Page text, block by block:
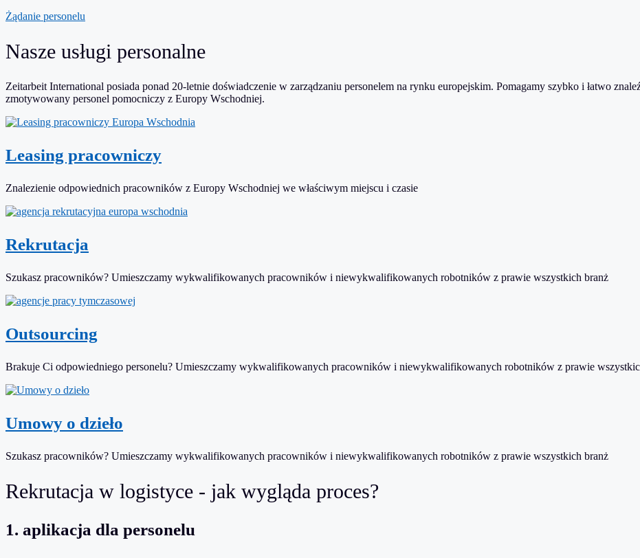
Żądanie personelu
Nasze usługi personalne
Zeitarbeit International posiada ponad 20-letnie doświadczenie w zarządzaniu personelem na rynku europejskim. Pomagamy szybko i łatwo
zmotywowany personel pomocniczy z Europy Wschodniej.
Leasing pracowniczy
Znalezienie odpowiednich pracowników z Europy Wschodniej we właściwym miejscu i czasie
Rekrutacja
Szukasz pracowników? Umieszczamy wykwalifikowanych pracowników i niewykwalifikowanych robotników z prawie wszystkich branż
Outsourcing
Brakuje Ci odpowiedniego personelu? Umieszczamy wykwalifikowanych pracowników i niewykwalifikowanych robotników z prawie
Umowy o dzieło
Szukasz pracowników? Umieszczamy wykwalifikowanych pracowników i niewykwalifikowanych robotników z prawie wszystkich branż
Rekrutacja w logistyce - jak wygląda proces?
1. aplikacja dla personelu